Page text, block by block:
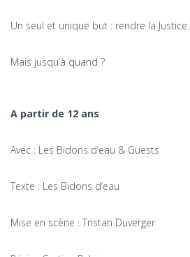
Un seul et unique but : rendre la Justice.
Mais jusqu’à quand ?
A partir de 12 ans
Avec : Les Bidons d’eau & Guests
Texte : Les Bidons d’eau
Mise en scène : Tristan Duverger